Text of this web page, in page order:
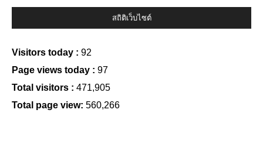
สถิติเว็บไซต์
Visitors today : 92
Page views today : 97
Total visitors : 471,905
Total page view: 560,266